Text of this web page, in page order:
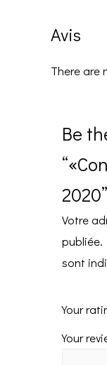
Avis
There are
Be
2020”
Votre
publiée.
sont
Your
Your